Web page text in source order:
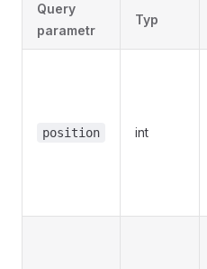
Query
parametr
Typ
position int